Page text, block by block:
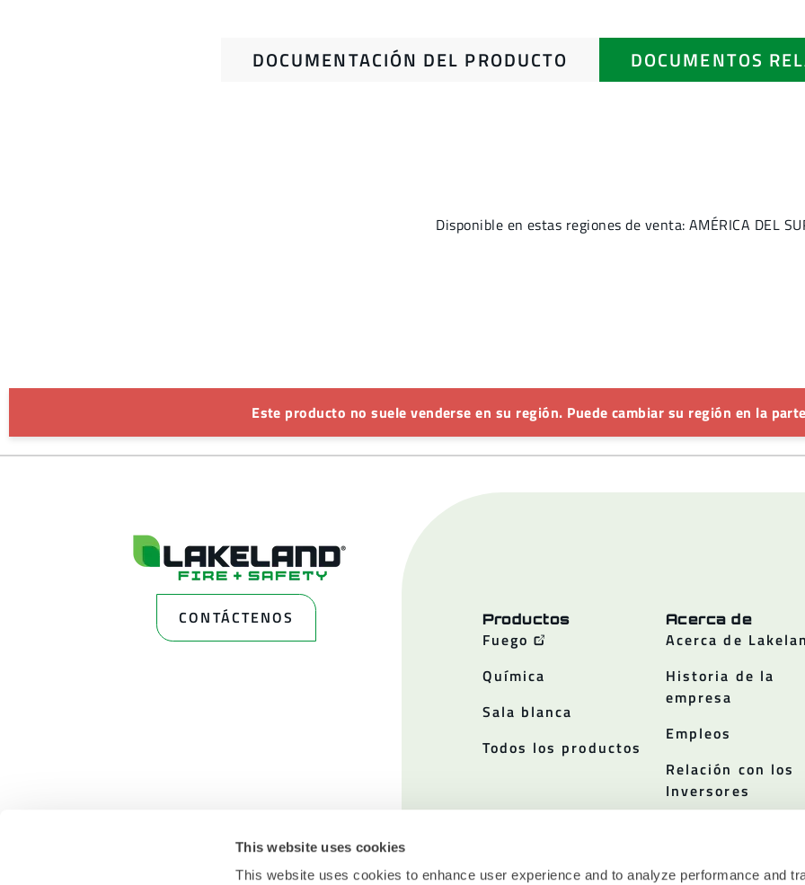
This website uses cookies
This website uses cookies to enhance user experience and to analyze performance and
DOCUMENTACIÓN DEL PRODUCTO DOCUMENTOS
Disponible en estas regiones de venta: AMÉRICA DEL
Este producto no suele venderse en su región. Puede cambiar su región en la
CONTÁCTENOS Productos
Fuego
Química
Sala blanca
Todos los productos
Acerca de
Acerca de
Historia de la
empresa
Empleos
Relación con los
Inversores